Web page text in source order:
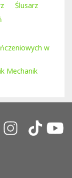
Ślusarz
w
Mechanik